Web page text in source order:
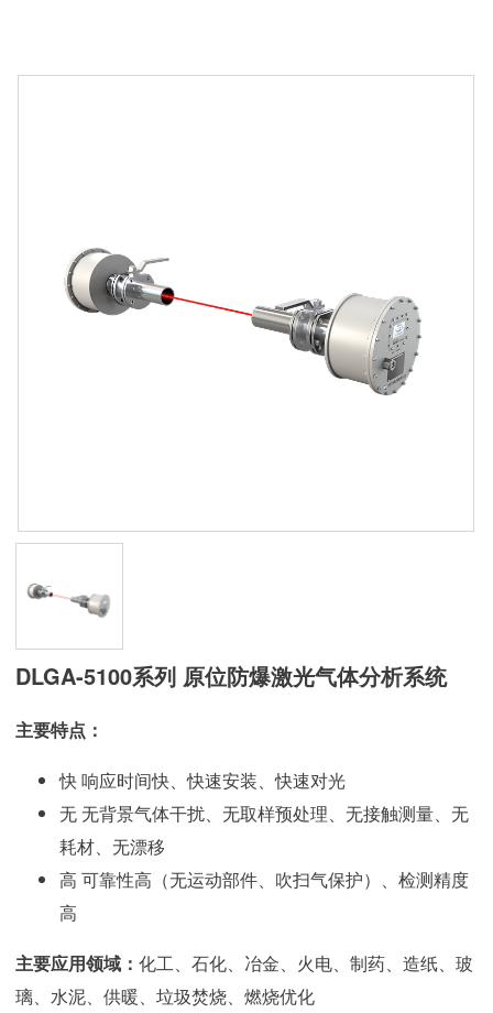
DLGA-5100系列 原位防爆激光气体分析系统
主要特点：
快 响应时间快、快速安装、快速对光
无 无背景气体干扰、无取样预处理、无接触测量、无
耗材、无漂移
高 可靠性高（无运动部件、吹扫气保护）、检测精度
高
主要应用领域：化工、石化、冶金、火电、制药、造纸、玻
璃、水泥、供暖、垃圾焚烧、燃烧优化